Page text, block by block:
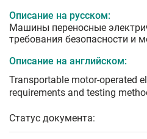
Описание на русском:
Машины переносные
требования безопасности и
Описание на английском:
Transportable motor-operated
requirements and testing
Статус документа: